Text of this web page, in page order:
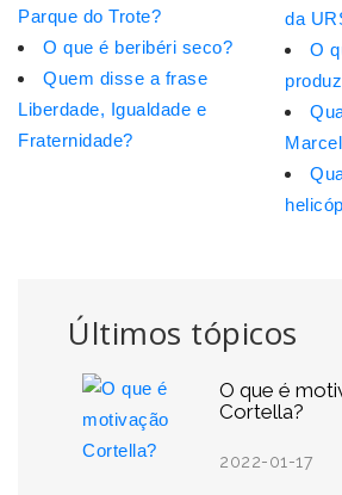
Últimos tópicos
O que é
Cortella?
2022-01-17
Parque do Trote?
O que é beribéri seco?
Quem disse a frase
Liberdade, Igualdade e
Fraternidade?
da
O